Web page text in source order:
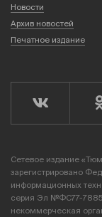
Новости
Архив новостей
Печатное издание
Сетевое издание
зарегистрировано
информационных
серия Эл №ФС77-
некоммерческая